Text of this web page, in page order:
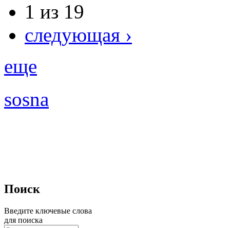
1 из 19
следующая ›
еще
sosna
Поиск
Введите ключевые слова
для поиска